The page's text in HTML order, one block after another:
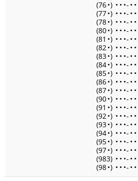
(76•) • • •- • •
(77•) • • •- • •
(78•) • • •- • •
(80•) • • •- • •
(81 •) • • •- • •
(82•) • • •- • •
(83•) • • •- • •
(84•) • • •- • •
(85•) • • •- • •
(86•) • • •- • •
(87•) • • •- • •
(90•) • • •- • •
(91 •) • • •- • •
(92•) • • •- • •
(93•) • • •- • •
(94•) • • •- • •
(95•) • • •- • •
(97•) • • •- • •
(983) • • •- • •
(98•) • • •- • •